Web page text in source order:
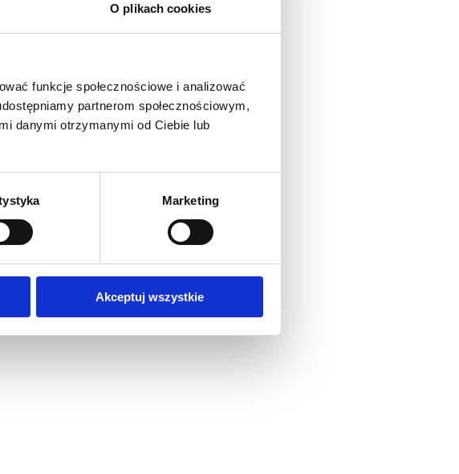
O plikach cookies
funkcje społecznościowe i analizować
partnerom społecznościowym,
danymi otrzymanymi od Ciebie lub
Marketing
Akceptuj wszystkie